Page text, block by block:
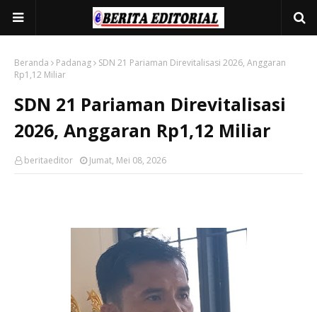
Beranda Padanag
SDN 21 Pariaman Direvitalisasi 2026, Anggaran
Rp1,12 Miliar
SDN 21 Pariaman Direvitalisasi
2026, Anggaran Rp1,12 Miliar
beritaeditor Jumat, Mei 08, 2026